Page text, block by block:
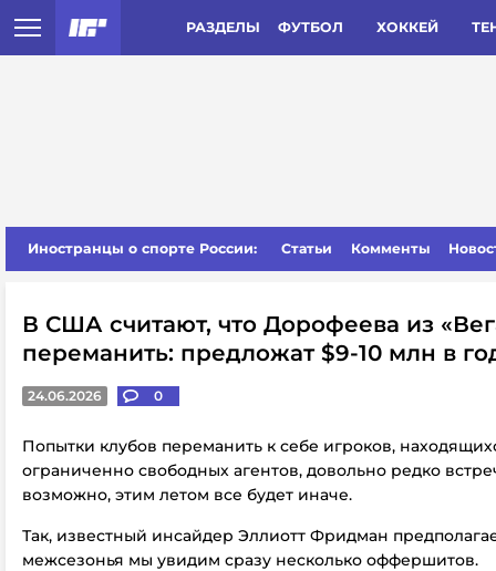
РАЗДЕЛЫ ФУТБОЛ ХОККЕЙ
Иностранцы о спорте России: Статьи Комменты
В США считают, что Дорофеева из
переманить: предложат $9-10 млн в
24.06.2026 0
Попытки клубов переманить к себе игроков,
ограниченно свободных агентов, довольно редко
возможно, этим летом все будет иначе.
Так, известный инсайдер Эллиотт Фридман
межсезонья мы увидим сразу несколько оффершитов.